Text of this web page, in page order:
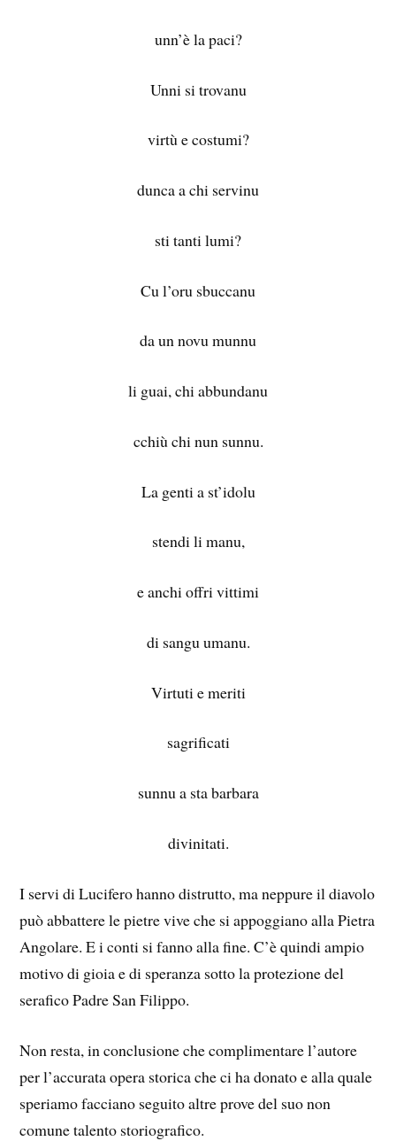
unn’è la paci?
Unni si trovanu
virtù e costumi?
dunca a chi servinu
sti tanti lumi?
Cu l’oru sbuccanu
da un novu munnu
li guai, chi abbundanu
cchiù chi nun sunnu.
La genti a st’idolu
stendi li manu,
e anchi offri vittimi
di sangu umanu.
Virtuti e meriti
sagrificati
sunnu a sta barbara
divinitati.
I servi di Lucifero hanno distrutto, ma neppure il diavolo
può abbattere le pietre vive che si appoggiano alla Pietra
Angolare. E i conti si fanno alla fine. C’è quindi ampio
motivo di gioia e di speranza sotto la protezione del
serafico Padre San Filippo.
Non resta, in conclusione che complimentare l’autore
per l’accurata opera storica che ci ha donato e alla quale
speriamo facciano seguito altre prove del suo non
comune talento storiografico.